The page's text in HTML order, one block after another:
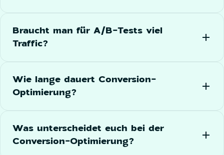
Braucht man für A/B-Tests viel
Traffic?
Wie lange dauert Conversion-
Optimierung?
Was unterscheidet euch bei der
Conversion-Optimierung?